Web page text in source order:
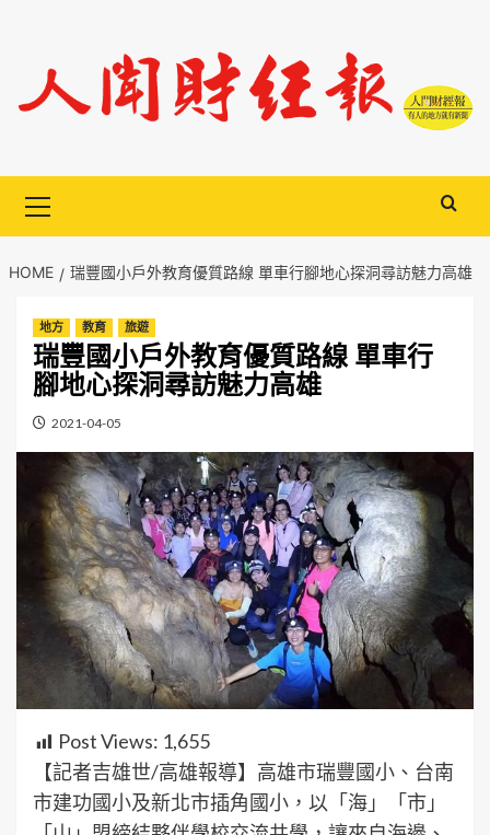
content
Menu
HOME 瑞豐國小戶外教育優質路線 單車行腳地心探洞尋訪魅力高雄
地方 教育 旅遊
瑞豐國小戶外教育優質路線 單車行
腳地心探洞尋訪魅力高雄
2021-04-05
Post Views: 1,655
【記者吉雄世/高雄報導】高雄市瑞豐國小、台南
市建功國小及新北市插角國小，以「海」「市」